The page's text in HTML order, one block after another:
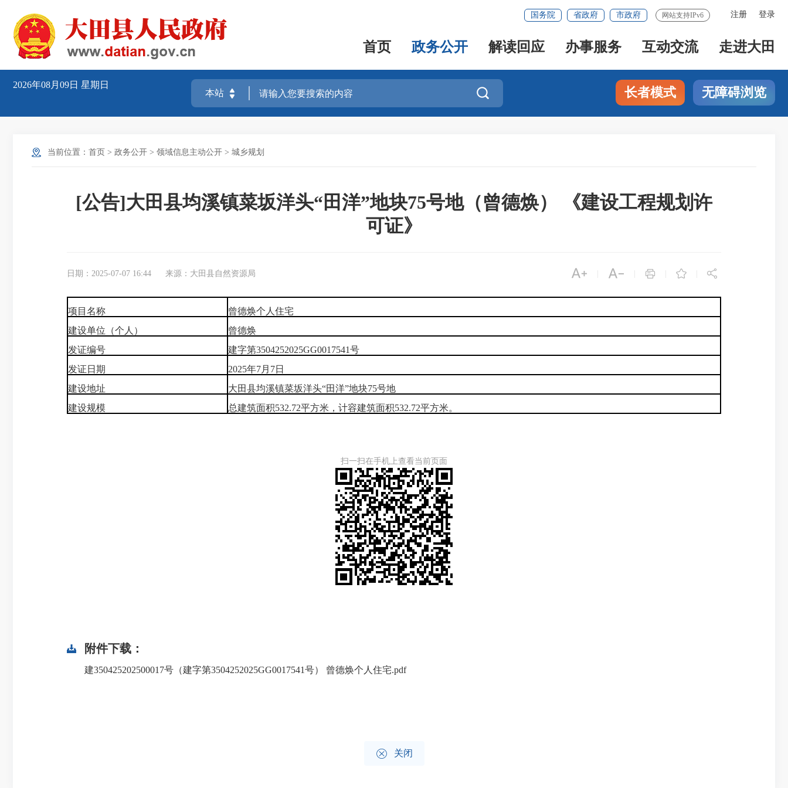
注册 登录
国务院 省政府 市政府 网站支持IPv6
首页 政务公开 解读回应 办事服务 互动交流 走进大田
2026年08月09日 星期日
 长者模式 无障碍浏览
当前位置： 首页 > 政务公开 > 领域信息主动公开 > 城乡规划
[公告]大田县均溪镇菜坂洋头“田洋”地块75号地（曾德焕） 《建设工程规划许
可证》
日期：2025-07-07 16:44 来源：大田县自然资源局     
项目名称
曾德焕个人住宅
建设单位（个人）
曾德焕
发证编号
建字第3504252025GG0017541号
发证日期
2025年7月7日
建设地址
大田县均溪镇菜坂洋头“田洋”地块75号地
建设规模
总建筑面积532.72平方米，计容建筑面积532.72平方米。
扫一扫在手机上查看当前页面
附件下载：
建350425202500017号（建字第3504252025GG0017541号） 曾德焕个人住宅.pdf
 关闭